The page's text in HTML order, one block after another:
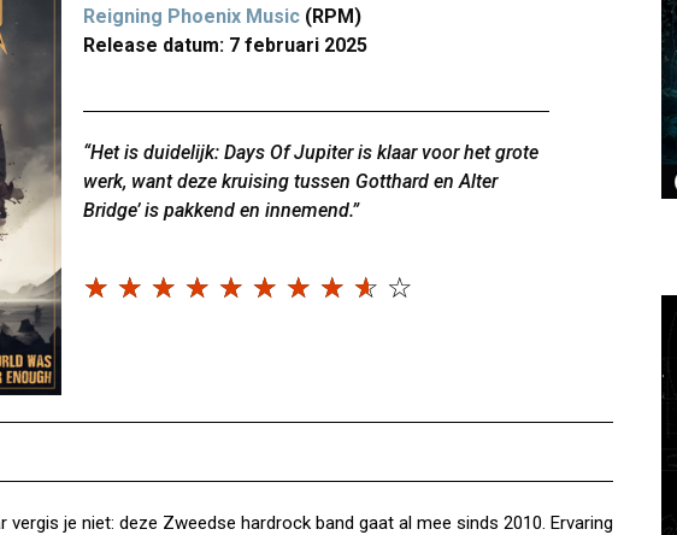
Reigning Phoenix Music (RPM)
Release datum: 7 februari 2025
“Het is duidelijk: Days Of Jupiter is klaar voor het grote
werk, want deze kruising tussen Gotthard en Alter
Bridge’ is pakkend en innemend.”
☆ ☆ ☆ ☆ ☆ ☆ ☆ ☆ ☆ ☆
je niet: deze Zweedse hardrock band gaat al mee sinds 2010. Ervaring